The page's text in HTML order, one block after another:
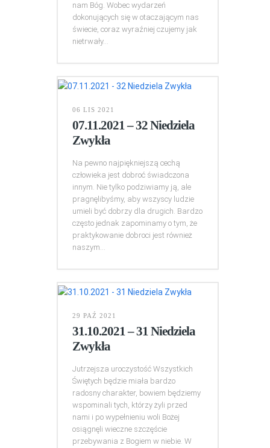
nam Bóg. Wobec wydarzeń
dokonujących się w otaczającym nas
świecie, coraz wyraźniej czujemy jak
nietrwały...
06 LIS 2021
07.11.2021 – 32 Niedziela
Zwykła
Na pewno najpiękniejszą cechą
człowieka jest dobroć świadczona
innym. Nie tylko podziwiamy ją, ale
pragnęlibyśmy, aby wszyscy ludzie
umieli być dobrzy dla drugich. Bardzo
często jednak zapominamy o tym, że
praktykowanie dobroci jest również
naszym...
29 PAŹ 2021
31.10.2021 – 31 Niedziela
Zwykła
Jutrzejsza uroczystość Wszystkich
Świętych będzie miała bardzo
radosny charakter, bowiem będziemy
wspominali tych, którzy żyli przed
nami i po wypełnieniu woli Bożej
osiągnęli wieczne szczęście
przebywania z Bogiem w niebie. W